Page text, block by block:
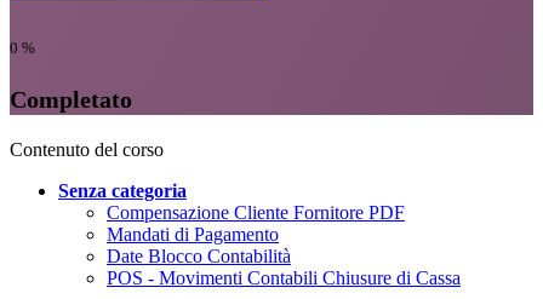
0 %
Completato
Contenuto del corso
Senza categoria
Compensazione Cliente Fornitore PDF
Mandati di Pagamento
Date Blocco Contabilità
POS - Movimenti Contabili Chiusure di Cassa